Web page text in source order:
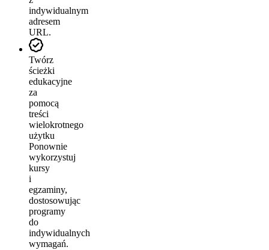
indywidualnym
adresem
URL.
Twórz
ścieżki
edukacyjne
za
pomocą
treści
wielokrotnego
użytku
Ponownie
wykorzystuj
kursy
i
egzaminy,
dostosowując
programy
do
indywidualnych
wymagań.